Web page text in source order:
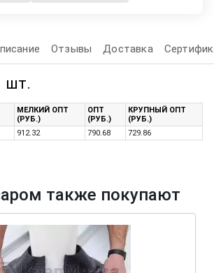
Отзывы Доставка
шт.
МЕЛКИЙ ОПТ
(РУБ.)
ОПТ
(РУБ.)
КРУПНЫЙ ОПТ
(РУБ.)
912.32 790.68 729.86
также покупают